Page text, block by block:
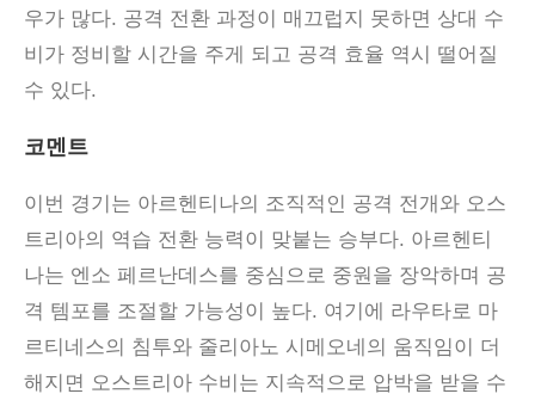
우가 많다. 공격 전환 과정이 매끄럽지 못하면 상대 수
비가 정비할 시간을 주게 되고 공격 효율 역시 떨어질
수 있다.
코멘트
이번 경기는 아르헨티나의 조직적인 공격 전개와 오스
트리아의 역습 전환 능력이 맞붙는 승부다. 아르헨티
나는 엔소 페르난데스를 중심으로 중원을 장악하며 공
격 템포를 조절할 가능성이 높다. 여기에 라우타로 마
르티네스의 침투와 줄리아노 시메오네의 움직임이 더
해지면 오스트리아 수비는 지속적으로 압박을 받을 수